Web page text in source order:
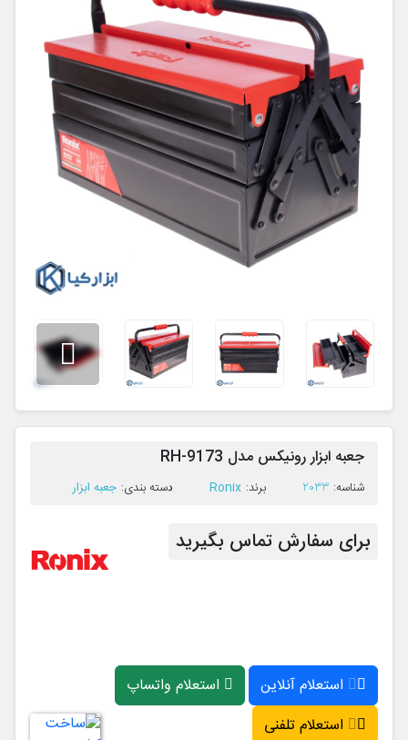
جعبه ابزار رونیکس مدل RH-9173
ﺷﻨﺎﺳﻪ: 2033 ﺑﺮﻧﺪ: Ronix ﺩﺳﺘﻪ ﺑﻨﺪی: جعبه ابزار
برای سفارش تماس بگیرید
استعلام آنلاین
استعلام واتساپ
استعلام تلفنی